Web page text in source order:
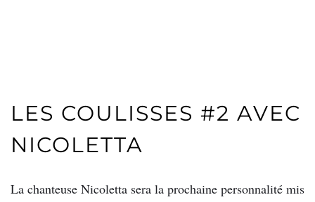
LES COULISSES #2 AVEC
NICOLETTA
La chanteuse Nicoletta sera la prochaine personnalité mis